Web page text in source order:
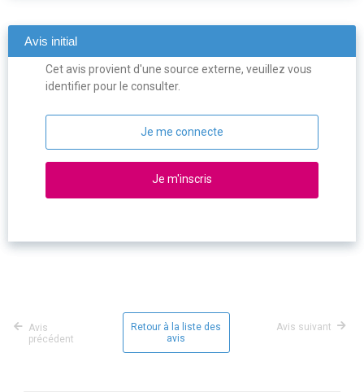
Avis initial
Cet avis provient d'une source externe, veuillez vous
identifier pour le consulter.
Je me connecte
Je m'inscris
Avis
précédent
Retour à la liste des
avis
Avis suivant